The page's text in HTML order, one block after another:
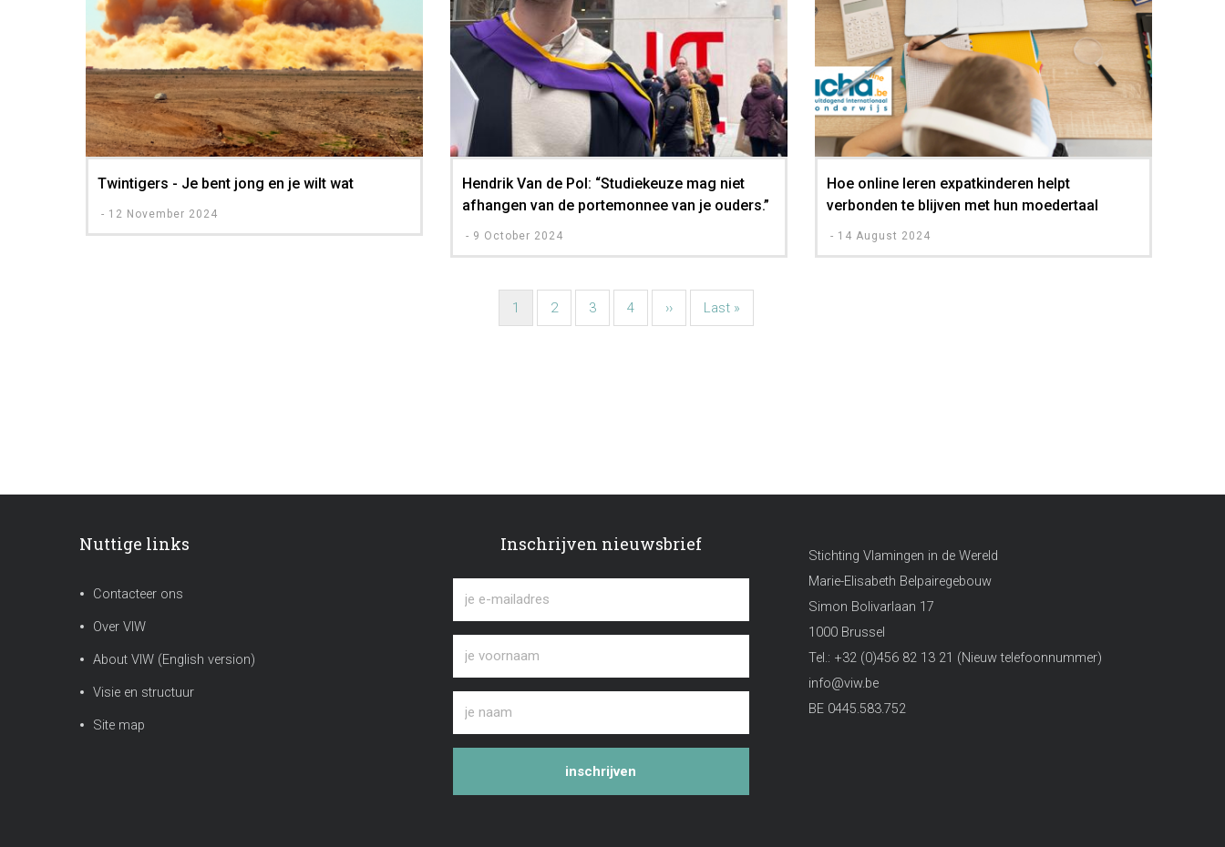
Twintigers - Je bent jong en je wilt wat
- 12 November 2024
Hendrik Van de Pol: “Studiekeuze mag niet
afhangen van de portemonnee van je ouders.”
- 9 October 2024
Hoe online leren expatkinderen helpt
verbonden te blijven met hun moedertaal
- 14 August 2024
Current
1 Page
2 Page
3 Page
4
Next
››
Last
Last »
Nuttige links
Contacteer ons
Over VIW
About VIW (English version)
Visie en structuur
Site map
Inschrijven nieuwsbrief
inschrijven
Stichting Vlamingen in de Wereld
Marie-Elisabeth Belpairegebouw
Simon Bolivarlaan 17
1000 Brussel
Tel.: +32 (0)456 82 13 21 (Nieuw telefoonnummer)
info@viw.be
BE 0445.583.752